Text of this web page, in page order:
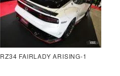
RZ34 FAIRLADY ARISING-1